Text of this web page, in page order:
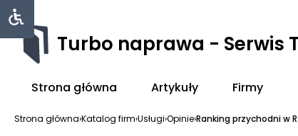
Turbo naprawa - Serwis
Strona główna Artykuły Firmy
Strona główna›Katalog firm›Usługi›Opinie›Ranking przychodni w